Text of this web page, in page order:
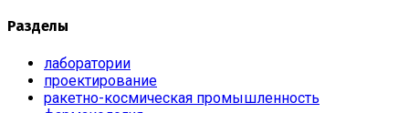
Разделы
лаборатории
проектирование
ракетно-космическая промышленность